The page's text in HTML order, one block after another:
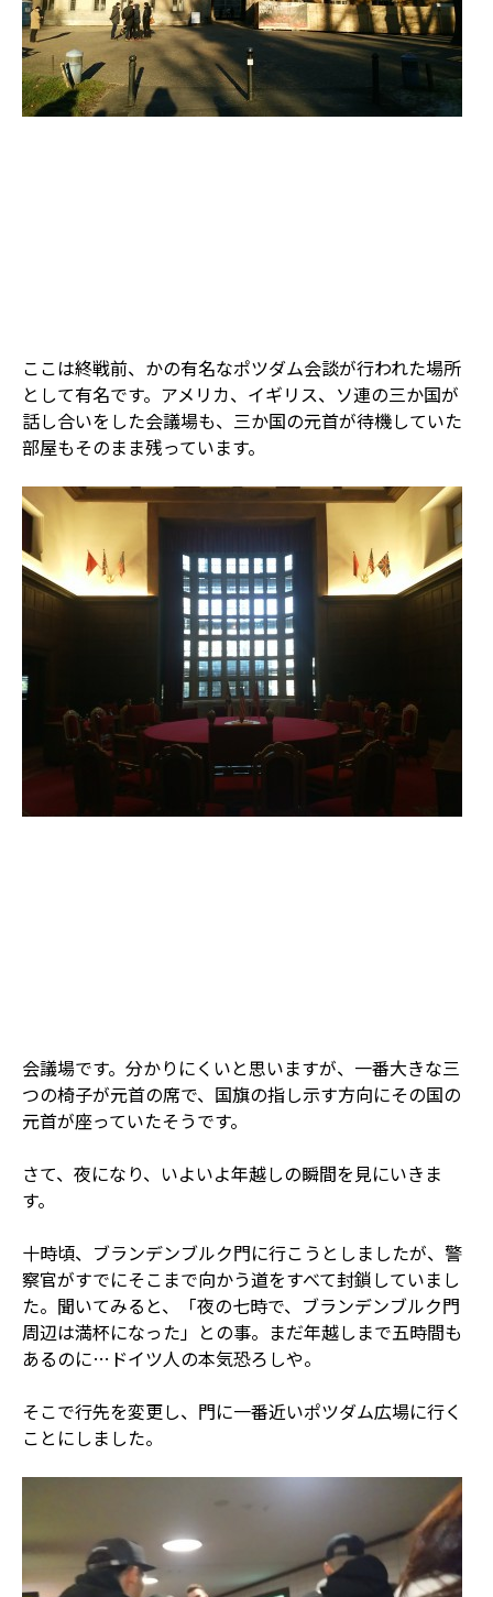
ここは終戦前、かの有名なポツダム会談が行われた場所
として有名です。アメリカ、イギリス、ソ連の三か国が
話し合いをした会議場も、三か国の元首が待機していた
部屋もそのまま残っています。
会議場です。分かりにくいと思いますが、一番大きな三
つの椅子が元首の席で、国旗の指し示す方向にその国の
元首が座っていたそうです。
さて、夜になり、いよいよ年越しの瞬間を見にいきま
す。
十時頃、ブランデンブルク門に行こうとしましたが、警
察官がすでにそこまで向かう道をすべて封鎖していまし
た。聞いてみると、「夜の七時で、ブランデンブルク門
周辺は満杯になった」との事。まだ年越しまで五時間も
あるのに…ドイツ人の本気恐ろしや。
そこで行先を変更し、門に一番近いポツダム広場に行く
ことにしました。